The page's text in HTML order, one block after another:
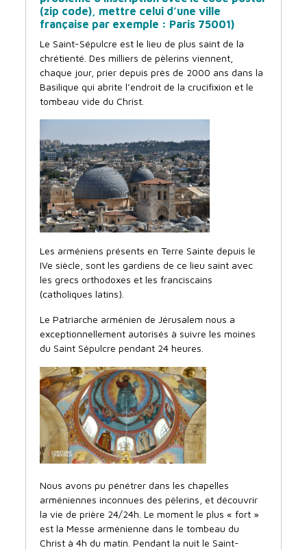
(zip code), mettre celui d’une ville
française par exemple : Paris 75001)
Le Saint-Sépulcre est le lieu de plus saint de la
chrétienté. Des milliers de pèlerins viennent,
chaque jour, prier depuis près de 2000 ans dans la
Basilique qui abrite l’endroit de la crucifixion et le
tombeau vide du Christ.
Les arméniens présents en Terre Sainte depuis le
IVe siècle, sont les gardiens de ce lieu saint avec
les grecs orthodoxes et les franciscains
(catholiques latins).
Le Patriarche arménien de Jérusalem nous a
exceptionnellement autorisés à suivre les moines
du Saint Sépulcre pendant 24 heures.
Nous avons pu pénétrer dans les chapelles
arméniennes inconnues des pèlerins, et découvrir
la vie de prière 24/24h. Le moment le plus « fort »
est la Messe arménienne dans le tombeau du
Christ à 4h du matin. Pendant la nuit le Saint-